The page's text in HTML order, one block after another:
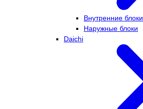
Внутренние блоки
Наружные блоки
Daichi